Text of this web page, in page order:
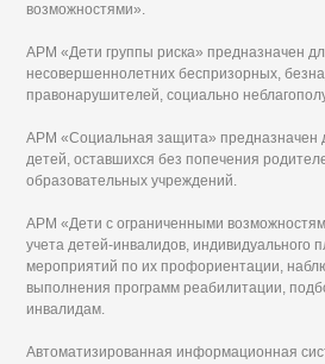
возможностями».
АРМ «Дети группы риска» предназначен
несовершеннолетних беспризорных,
правонарушителей, социально
АРМ «Социальная защита» предназначен
детей, оставшихся без попечения
образовательных учреждений.
АРМ «Дети с ограниченными
учета детей-инвалидов, индивидуального
мероприятий по их профориентации,
выполнения программ реабилитации,
инвалидам.
Автоматизированная информационная